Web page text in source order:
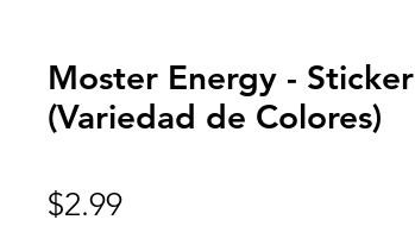
Moster Energy - Sticker
(Variedad de Colores)
$2.99Precio